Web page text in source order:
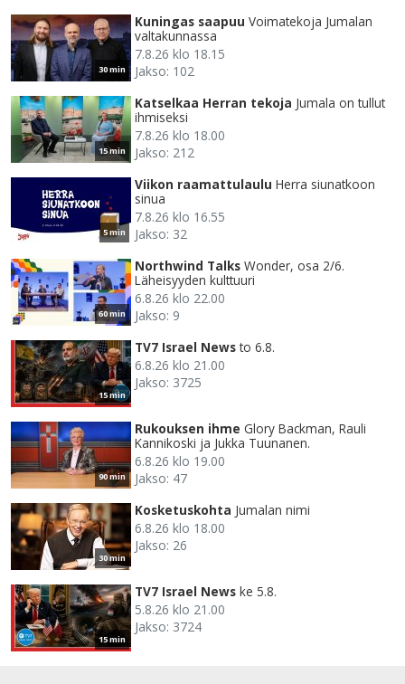
30 min
Kuningas saapuu Voimatekoja Jumalan
valtakunnassa
7.8.26 klo 18.15
Jakso: 102
15 min
Katselkaa Herran tekoja Jumala on tullut
ihmiseksi
7.8.26 klo 18.00
Jakso: 212
5 min
Viikon raamattulaulu Herra siunatkoon
sinua
7.8.26 klo 16.55
Jakso: 32
60 min
Northwind Talks Wonder, osa 2/6.
Läheisyyden kulttuuri
6.8.26 klo 22.00
Jakso: 9
15 min
TV7 Israel News to 6.8.
6.8.26 klo 21.00
Jakso: 3725
90 min
Rukouksen ihme Glory Backman, Rauli
Kannikoski ja Jukka Tuunanen.
6.8.26 klo 19.00
Jakso: 47
30 min
Kosketuskohta Jumalan nimi
6.8.26 klo 18.00
Jakso: 26
15 min
TV7 Israel News ke 5.8.
5.8.26 klo 21.00
Jakso: 3724